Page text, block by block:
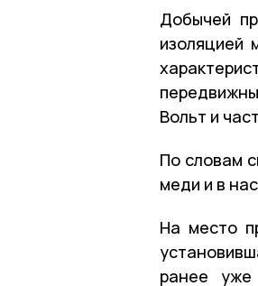
Добычей
изоляцией
Вольт и
По словам
меди и в
На место
ранее уже